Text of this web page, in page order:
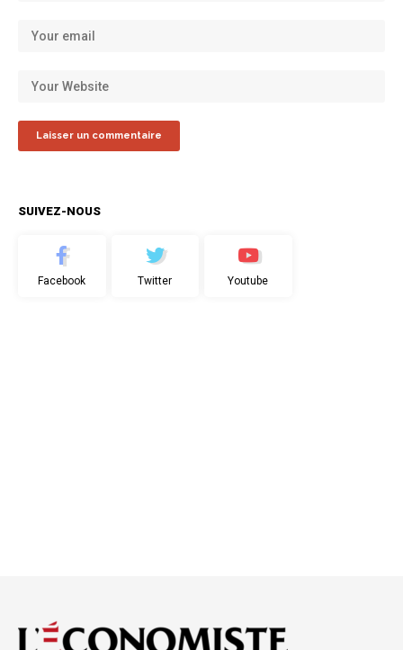
SUIVEZ-NOUS
Facebook Twitter Youtube